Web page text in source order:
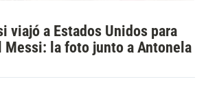
viajó a Estados Unidos para
Messi: la foto junto a Antonela